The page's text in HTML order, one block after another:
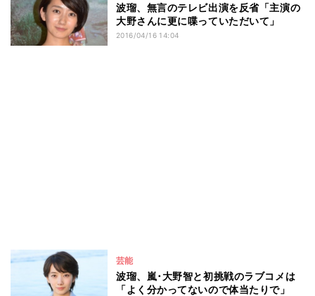
波瑠、無言のテレビ出演を反省「主演の
大野さんに更に喋っていただいて」
2016/04/16 14:04
芸能
波瑠、嵐･大野智と初挑戦のラブコメは
「よく分かってないので体当たりで」